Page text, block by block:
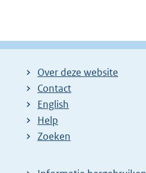
Over deze website
Contact
English
Help
Zoeken